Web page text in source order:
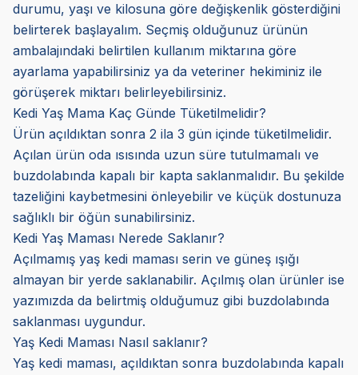
durumu, yaşı ve kilosuna göre değişkenlik gösterdiğini
belirterek başlayalım. Seçmiş olduğunuz ürünün
ambalajındaki belirtilen kullanım miktarına göre
ayarlama yapabilirsiniz ya da veteriner hekiminiz ile
görüşerek miktarı belirleyebilirsiniz.
Kedi Yaş Mama Kaç Günde Tüketilmelidir?
Ürün açıldıktan sonra 2 ila 3 gün içinde tüketilmelidir.
Açılan ürün oda ısısında uzun süre tutulmamalı ve
buzdolabında kapalı bir kapta saklanmalıdır. Bu şekilde
tazeliğini kaybetmesini önleyebilir ve küçük dostunuza
sağlıklı bir öğün sunabilirsiniz.
Kedi Yaş Maması Nerede Saklanır?
Açılmamış yaş kedi maması serin ve güneş ışığı
almayan bir yerde saklanabilir. Açılmış olan ürünler ise
yazımızda da belirtmiş olduğumuz gibi buzdolabında
saklanması uygundur.
Yaş Kedi Maması Nasıl saklanır?
Yaş kedi maması, açıldıktan sonra buzdolabında kapalı